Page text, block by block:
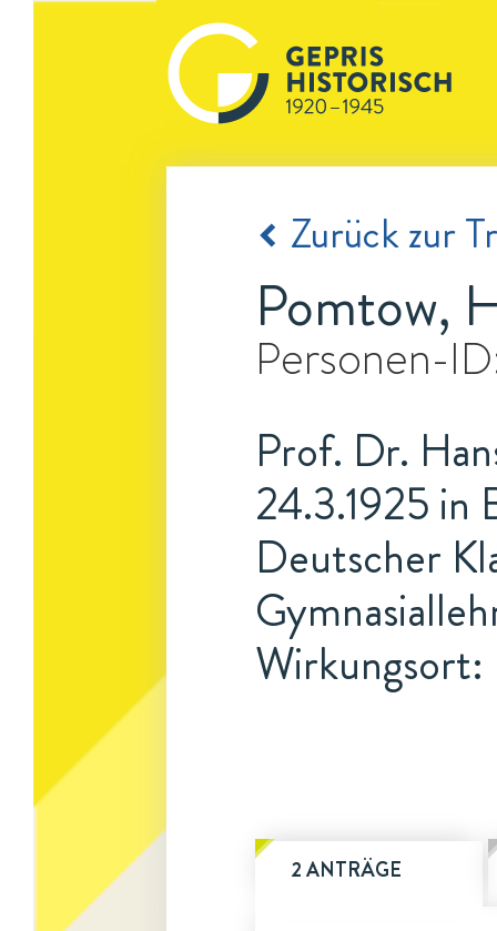
Zurück zur
Pomtow,
Personen-
Prof. Dr.
24.3.1925 in
Deutscher
2 ANTRÄGE